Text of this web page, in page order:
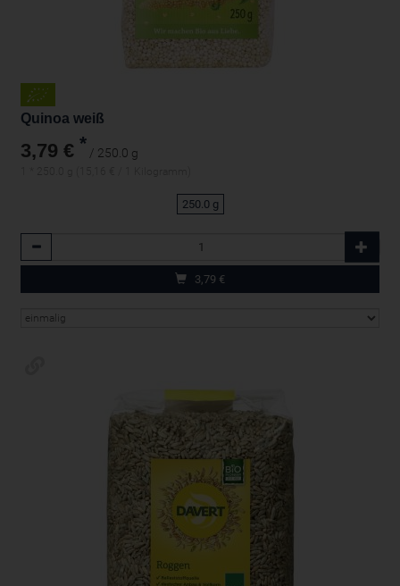
Quinoa weiß
3,79 € * / 250.0 g
250.0 g
3,79 €